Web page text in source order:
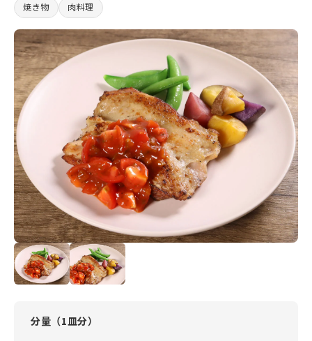
焼き物 肉料理
分量（1皿分）